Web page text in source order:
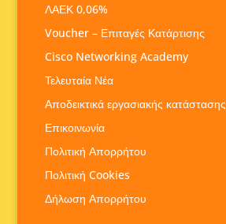
ΛΑΕΚ 0,06%
Voucher – Επιταγές Κατάρτισης
Cisco Networking Academy
Τελευταία Νέα
Αποδεικτικά εργασιακής κατάστασης
Επικοινωνία
Πολιτική Απορρήτου
Πολιτική Cookies
Δήλωση Απορρήτου